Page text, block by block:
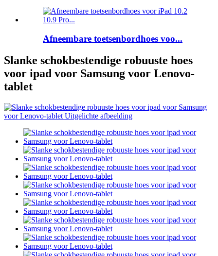
Afneembare toetsenbordhoes voo...
Slanke schokbestendige robuuste hoes
voor ipad voor Samsung voor Lenovo-
tablet